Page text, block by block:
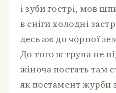
і зуби гострі, мов
в сніги холодні
десь аж до чорної
До того ж трупа не
жіноча постать там
як постамент журби